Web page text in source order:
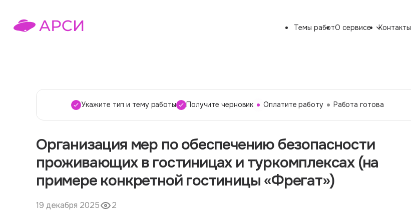
Темы работО сервисе Контакты
Укажите тип и тему работы Получите черновик Оплатите работу Работа готова
Организация мер по обеспечению безопасности
проживающих в гостиницах и туркомплексах (на
примере конкретной гостиницы «Фрегат»)
19 декабря 2025 2